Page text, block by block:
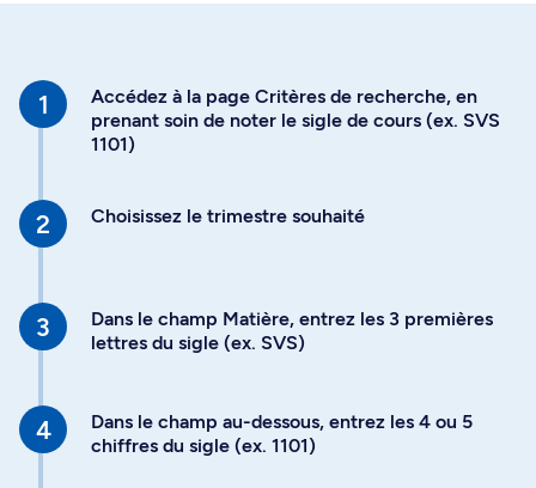
Accédez à la page Critères de recherche, en
prenant soin de noter le sigle de cours (ex. SVS
1101)
Choisissez le trimestre souhaité
Dans le champ Matière, entrez les 3 premières
lettres du sigle (ex. SVS)
Dans le champ au-dessous, entrez les 4 ou 5
chiffres du sigle (ex. 1101)